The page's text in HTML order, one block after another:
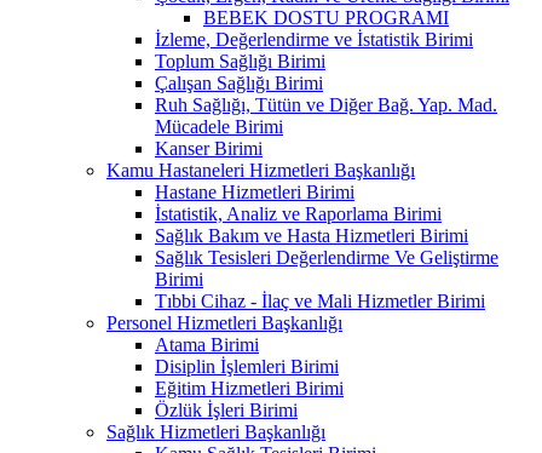
BEBEK DOSTU PROGRAMI
İzleme, Değerlendirme ve İstatistik Birimi
Toplum Sağlığı Birimi
Çalışan Sağlığı Birimi
Ruh Sağlığı, Tütün ve Diğer Bağ. Yap. Mad.
Mücadele Birimi
Kanser Birimi
Kamu Hastaneleri Hizmetleri Başkanlığı
Hastane Hizmetleri Birimi
İstatistik, Analiz ve Raporlama Birimi
Sağlık Bakım ve Hasta Hizmetleri Birimi
Sağlık Tesisleri Değerlendirme Ve Geliştirme
Birimi
Tıbbi Cihaz - İlaç ve Mali Hizmetler Birimi
Personel Hizmetleri Başkanlığı
Atama Birimi
Disiplin İşlemleri Birimi
Eğitim Hizmetleri Birimi
Özlük İşleri Birimi
Sağlık Hizmetleri Başkanlığı